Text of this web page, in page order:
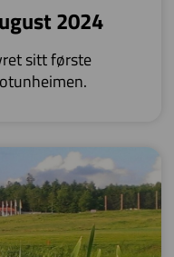
2024
sitt første